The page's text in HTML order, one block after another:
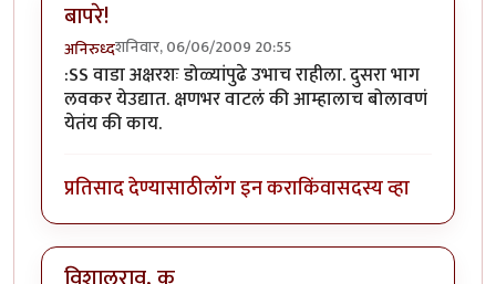
बापरे!
अनिरुध्दशनिवार, 06/06/2009 20:55
:SS वाडा अक्षरशः डोळ्यांपुढे उभाच राहीला. दुसरा भाग
लवकर येउद्यात. क्षणभर वाटलं की आम्हालाच बोलावणं
येतंय की काय.
प्रतिसाद देण्यासाठीलॉग इन कराकिंवासदस्य व्हा